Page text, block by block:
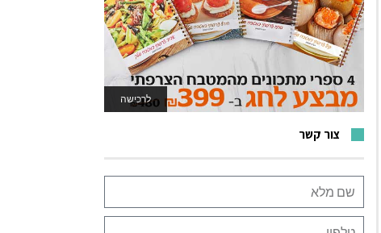
לרכישה
לאתר המשחקים
צור קשר